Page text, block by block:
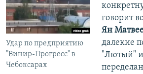
Удар по предприятию
"Винир-Прогресс" в
Чебоксарах
говорит
Ян
далекие
"Лютый" и